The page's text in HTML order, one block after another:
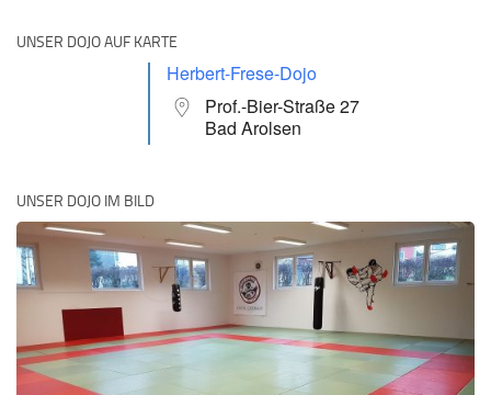
UNSER DOJO AUF KARTE
Herbert-Frese-Dojo
Prof.-Bier-Straße 27
Bad Arolsen
UNSER DOJO IM BILD